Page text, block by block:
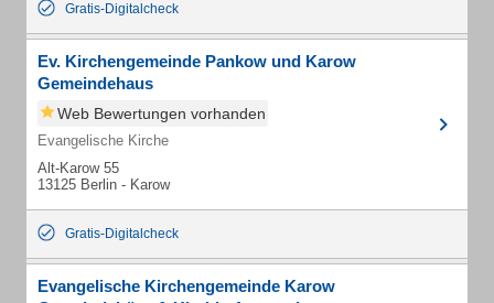
Gratis-Digitalcheck
Ev. Kirchengemeinde Pankow und Karow
Gemeindehaus
Web Bewertungen vorhanden
Evangelische Kirche
Alt-Karow 55
13125 Berlin - Karow
Gratis-Digitalcheck
Evangelische Kirchengemeinde Karow